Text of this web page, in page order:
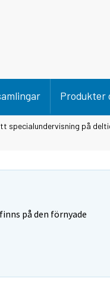
Produkter
specialundervisning på
på den förnyade